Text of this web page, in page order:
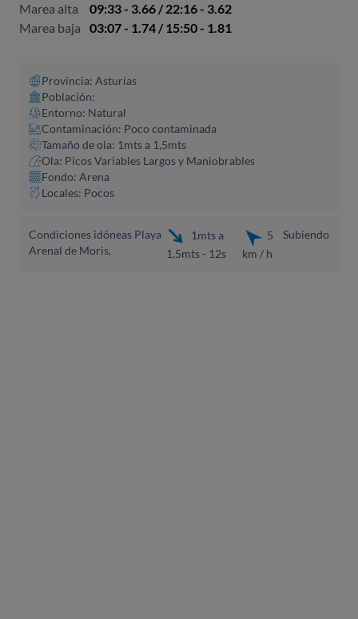
Marea alta
09:33 - 3.66 / 22:16 - 3.62
Marea baja
03:07 - 1.74 / 15:50 - 1.81
Provincia: Asturias
Población:
Entorno: Natural
Contaminación: Poco contaminada
Tamaño de ola: 1mts a 1,5mts
Ola: Picos Variables Largos y Maniobrables
Fondo: Arena
Locales: Pocos
Condiciones idóneas Playa
Arenal de Moris,
1mts a
1,5mts - 12s
5
km / h
Subiendo